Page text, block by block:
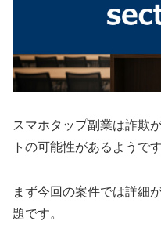
スマホタップ副業は詐欺
トの可能性があるようです
まず今回の案件では詳細
題です。